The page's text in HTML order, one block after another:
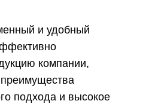
и удобный
компании,
подхода и высокое